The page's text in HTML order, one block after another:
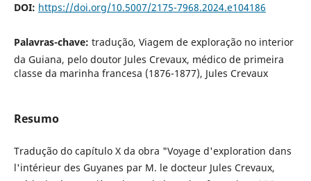
DOI: https://doi.org/10.5007/2175-7968.2024.e104186
Palavras-chave: tradução, Viagem de exploração no interior
da Guiana, pelo doutor Jules Crevaux, médico de primeira
classe da marinha francesa (1876-1877), Jules Crevaux
Resumo
Tradução do capítulo X da obra "Voyage d'exploration dans
l'intérieur des Guyanes par M. le docteur Jules Crevaux,